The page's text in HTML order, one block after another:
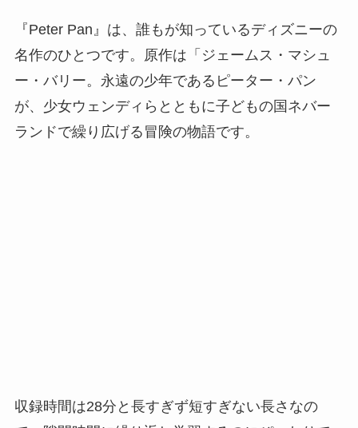
『Peter Pan』は、誰もが知っているディズニーの
名作のひとつです。原作は「ジェームス・マシュ
ー・バリー。永遠の少年であるピーター・パン
が、少女ウェンディらとともに子どもの国ネバー
ランドで繰り広げる冒険の物語です。
収録時間は28分と長すぎず短すぎない長さなの